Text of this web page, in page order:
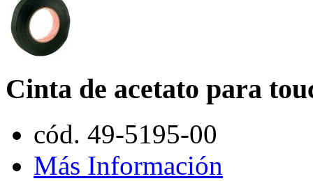
Cinta de acetato para
cód. 49-5195-00
Más Información